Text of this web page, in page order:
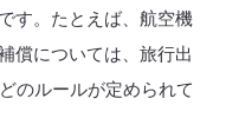
す。たとえば、航空機
償については、旅行出
のルールが定められて